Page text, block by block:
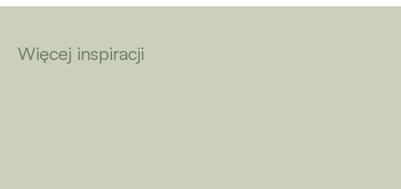
Więcej inspiracji